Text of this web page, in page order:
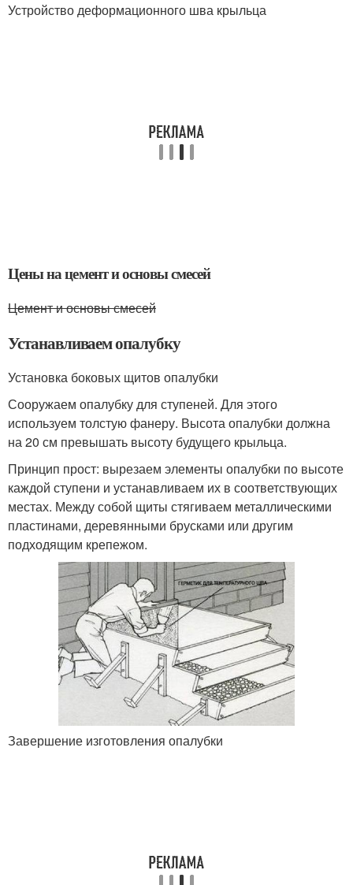
Устройство деформационного шва крыльца
Цены на цемент и основы смесей
Цемент и основы смесей
Устанавливаем опалубку
Установка боковых щитов опалубки
Сооружаем опалубку для ступеней. Для этого
используем толстую фанеру. Высота опалубки должна
на 20 см превышать высоту будущего крыльца.
Принцип прост: вырезаем элементы опалубки по высоте
каждой ступени и устанавливаем их в соответствующих
местах. Между собой щиты стягиваем металлическими
пластинами, деревянными брусками или другим
подходящим крепежом.
Завершение изготовления опалубки